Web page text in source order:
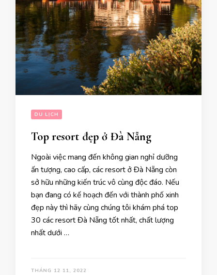
DU LỊCH
Top resort đẹp ở Đà Nẵng
Ngoài việc mang đến không gian nghỉ dưỡng
ấn tượng, cao cấp, các resort ở Đà Nẵng còn
sở hữu những kiến trúc vô cùng độc đáo. Nếu
bạn đang có kế hoạch đến với thành phố xinh
đẹp này thì hãy cùng chúng tôi khám phá top
30 các resort Đà Nẵng tốt nhất, chất lượng
nhất dưới …
THÁNG 12 11, 2022